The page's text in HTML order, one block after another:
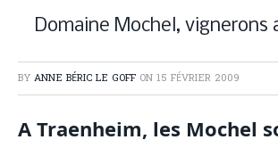
Domaine Mochel, vignerons
BY ANNE BÉRIC LE GOFF ON 15 FÉVRIER 2009
A Traenheim, les Mochel